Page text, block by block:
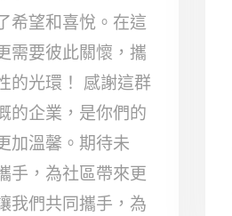
希望和喜悅。在這
需要彼此關懷，攜
的光環！ 感謝這群
的企業，是你們的
加溫馨。期待未
手，為社區帶來更
我們共同攜手，為